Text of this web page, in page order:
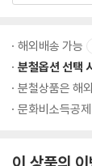
해외배송 가능
분철옵션 선택
분철상품은 해
문화비소득공